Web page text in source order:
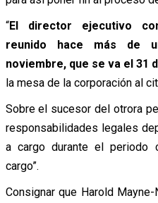
“El director ejecutivo
reunido hace más de
noviembre, que se va el 31
la mesa de la corporación al
Sobre el sucesor del otrora
responsabilidades legales
a cargo durante el periodo
cargo”.
Consignar que Harold